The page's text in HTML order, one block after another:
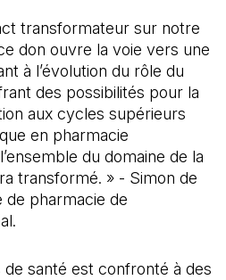
transformateur sur notre
don ouvre la voie vers une
à l’évolution du rôle du
des possibilités pour la
aux cycles supérieurs
en pharmacie
du domaine de la
transformé. » - Simon de
de pharmacie de
santé est confronté à des